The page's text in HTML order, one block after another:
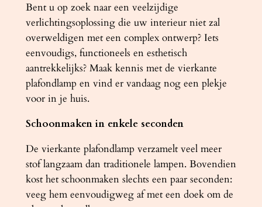
R
U
S
4
5
w
i
a
a
n
t
a
Bent u op zoek naar een veelzijdige
verlichtingsoplossing die uw interieur niet zal
overweldigen met een complex ontwerp? Iets
eenvoudigs, functioneels en esthetisch
aantrekkelijks? Maak kennis met de vierkante
plafondlamp en vind er vandaag nog een plekje
voor in je huis.
Schoonmaken in enkele seconden
De vierkante plafondlamp verzamelt veel meer
stof langzaam dan traditionele lampen. Bovendien
kost het schoonmaken slechts een paar seconden:
veeg hem eenvoudigweg af met een doek om de